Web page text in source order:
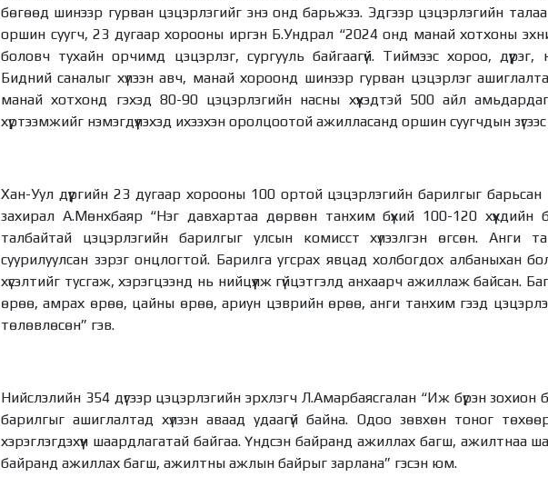
бөгөөд шинээр гурван цэцэрлэгийг энэ онд барьжээ. Эдгээр цэцэрлэгийн
оршин суугч, 23 дугаар хорооны иргэн Б.Ундрал “2024 онд манай хотхоны
боловч тухайн орчимд цэцэрлэг, сургууль байгаагүй. Тиймээс хороо, дүүрэг,
Бидний саналыг хүлээн авч, манай хороонд шинээр гурван цэцэрлэг
манай хотхонд гэхэд 80-90 цэцэрлэгийн насны хүүхэдтэй 500 айл
хүртээмжийг нэмэгдүүлэхэд ихээхэн оролцоотой ажилласанд оршин суугчдын
Хан-Уул дүүргийн 23 дугаар хорооны 100 ортой цэцэрлэгийн барилгыг барьсан
захирал А.Мөнхбаяр “Нэг давхартаа дөрвөн танхим бүхий 100-120
талбайтай цэцэрлэгийн барилгыг улсын комисст хүлээлгэн өгсөн. Анги
суурилуулсан зэрэг онцлогтой. Барилга угсрах явцад холбогдох албаныхан
хүсэлтийг тусгаж, хэрэгцээнд нь нийцүүлж гүйцэтгэлд анхаарч ажиллаж байсан.
өрөө, амрах өрөө, цайны өрөө, ариун цэврийн өрөө, анги танхим гээд
төлөвлөсөн” гэв.
Нийслэлийн 354 дүгээр цэцэрлэгийн эрхлэгч Л.Амарбаясгалан “Иж бүрэн зохион
барилгыг ашиглалтад хүлээн аваад удаагүй байна. Одоо зөвхөн тоног
хэрэглэгдэхүүн шаардлагатай байгаа. Үндсэн байранд ажиллах багш, ажилтнаа
байранд ажиллах багш, ажилтны ажлын байрыг зарлана” гэсэн юм.